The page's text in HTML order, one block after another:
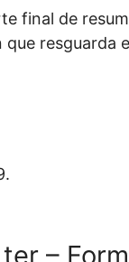
final de
resguarda
–